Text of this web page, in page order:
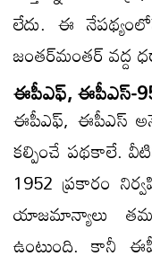
లేదు. ఈ
జంతర్‌మంతర్‌ వద్ద
ఈపీఎఫ్, ఈపీఎస్-
ఈపీఎఫ్, ఈపీఎస్
కల్పించే పథకాలే.
1952 ప్రకారం
యాజమాన్యాలు తమ
ఉంటుంది. కానీ